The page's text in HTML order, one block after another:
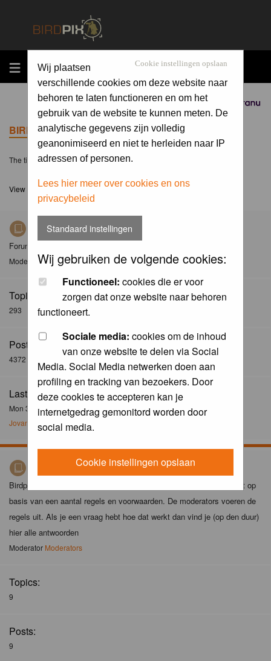
MENU
Sponsored by
Cookie instellingen opslaan
Wij plaatsen
verschillende cookies om deze website naar
behoren te laten functioneren en om het
gebruik van de website te kunnen meten. De
analytische gegevens zijn volledig
geanonimiseerd en niet te herleiden naar IP
adressen of personen.
Lees hier meer over cookies en ons
privacybeleid
Standaard instellingen
Wij gebruiken de volgende cookies:
Functioneel: cookies die er voor
zorgen dat onze website naar behoren
functioneert.
Sociale media: cookies om de inhoud
van onze website te delen via Social
Media. Social Media netwerken doen aan
profiling en tracking van bezoekers. Door
deze cookies te accepteren kan je
internetgedrag gemonitord worden door
social media.
Cookie instellingen opslaan
BIRDPIX.NL FORUM INDEX
The time now is Sun 09 Aug 2026, 14:08
View unanswered posts
Nieuws
Forum met nieuwsberichten over Birdpix
ModeratorModerators
Topics:
293
Posts:
4372
Last Post:
Mon 30 Dec 2024, 21:02
Jovanzo
Birdpix spelregels
Birdpix is niet zomaar een foto-site. Het plaatsen van foto's gebeurt op
basis van een aantal regels en voorwaarden. De moderators voeren de
regels uit. Als je een vraag hebt hoe dat werkt dan vind je (op den duur)
hier alle antwoorden
Moderator Moderators
Topics:
9
Posts:
9